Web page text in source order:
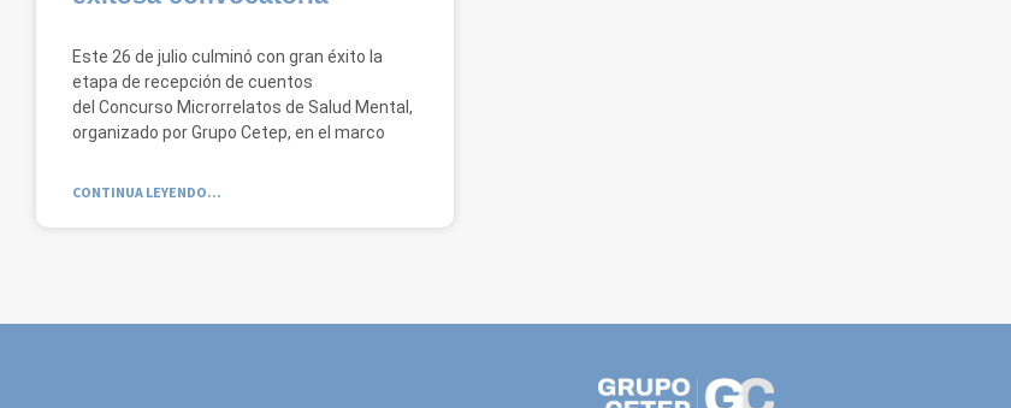
Este 26 de julio culminó con gran éxito la
etapa de recepción de cuentos
del Concurso Microrrelatos de Salud Mental,
organizado por Grupo Cetep, en el marco
CONTINUA LEYENDO...